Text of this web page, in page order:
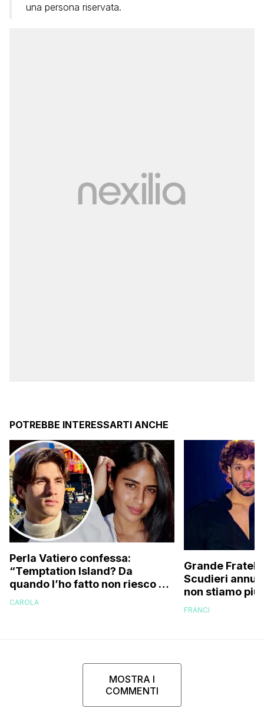
una persona riservata.
POTREBBE INTERESSARTI ANCHE
Perla Vatiero confessa:
“Temptation Island? Da
quando l’ho fatto non riesco più
a guardarlo perché…”
CAROLA
Grande
Scudieri
non stiamo
cose non
FRANCI
MOSTRA I
COMMENTI